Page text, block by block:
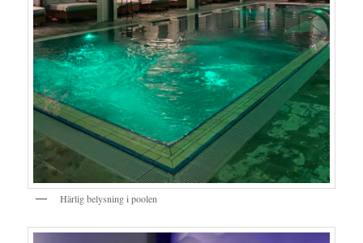
Härlig belysning i poolen